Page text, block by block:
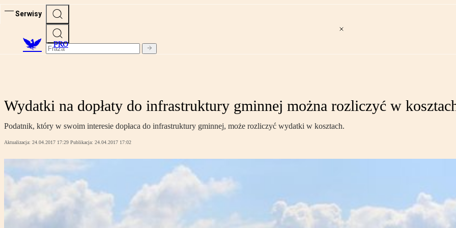
Serwisy
PRO
Wydatki na dopłaty do infrastruktury gminnej można rozliczyć w
Podatnik, który w swoim interesie dopłaca do infrastruktury gminnej, może rozliczyć wydatki w kosztach.
Aktualizacja: 24.04.2017 17:29 Publikacja: 24.04.2017 17:02